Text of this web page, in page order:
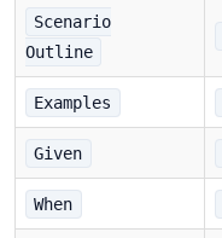
Scenario
Outline
Examples
Given
When